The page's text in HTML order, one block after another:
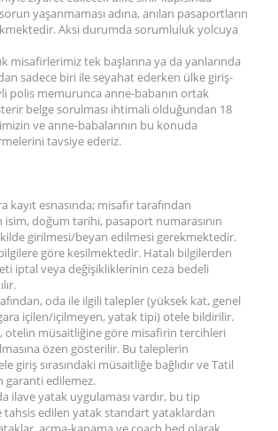
yaşanmaması adına, anılan pasaportların
Aksi durumda sorumluluk yolcuya
misafirlerimiz tek başlarına ya da yanlarında
sadece biri ile seyahat ederken ülke giriş-
polis memurunca anne-babanın ortak
belge sorulması ihtimali olduğundan 18
ve anne-babalarının bu konuda
tavsiye ederiz.
kayıt esnasında; misafir tarafından
doğum tarihi, pasaport numarasının
girilmesi/beyan edilmesi gerekmektedir.
göre kesilmektedir. Hatalı bilgilerden
iptal veya değişikliklerinin ceza bedeli
oda ile ilgili talepler (yüksek kat, genel
içilen/içilmeyen, yatak tipi) otele bildirilir.
otelin müsaitliğine göre misafirin tercihleri
özen gösterilir. Bu taleplerin
giriş sırasındaki müsaitliğe bağlıdır ve Tatil
garanti edilemez.
ilave yatak uygulaması vardır, bu tip
tahsis edilen yatak standart yataklardan